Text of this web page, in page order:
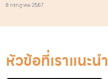
8 กรกฎาคม 2567
หัวข้อที่เราแนะนำ